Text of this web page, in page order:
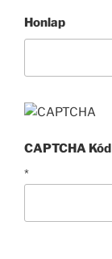
Honlap
CAPTCHA Kód
*